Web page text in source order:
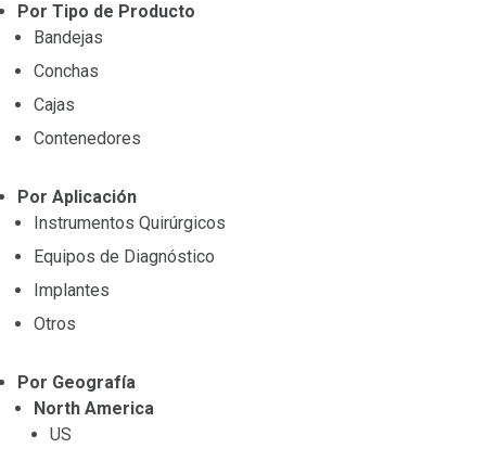
Por Tipo de Producto
Bandejas
Conchas
Cajas
Contenedores
Por Aplicación
Instrumentos Quirúrgicos
Equipos de Diagnóstico
Implantes
Otros
Por Geografía
North America
US